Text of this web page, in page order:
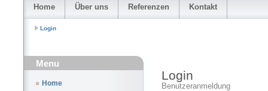
Home Über uns Referenzen Kontakt
Login
Menu
Home
Login
Benutzeranmeldung